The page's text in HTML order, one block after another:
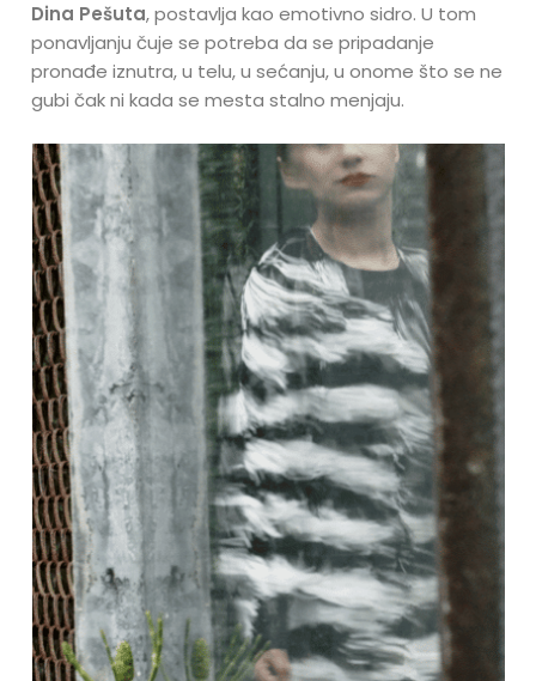
Dina Pešuta, postavlja kao emotivno sidro. U tom
ponavljanju čuje se potreba da se pripadanje
pronađe iznutra, u telu, u sećanju, u onome što se ne
gubi čak ni kada se mesta stalno menjaju.